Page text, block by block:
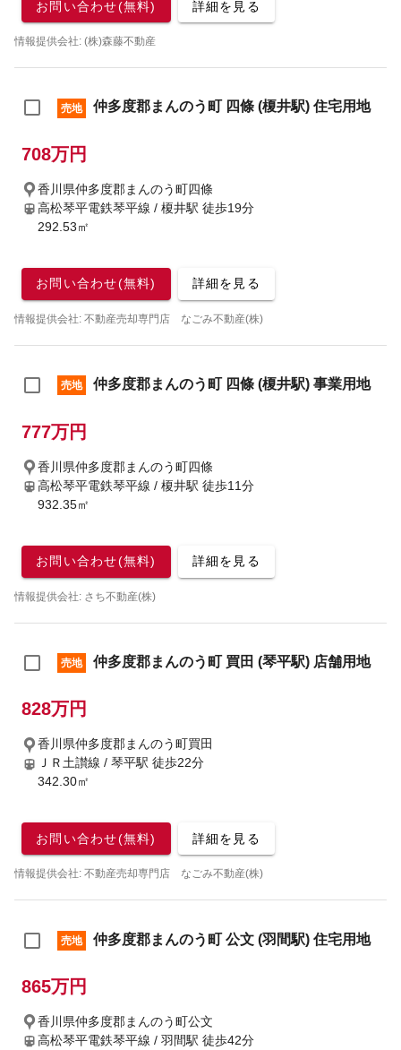
お問い合わせ(無料) 詳細を見る
情報提供会社: (株)森藤不動産
売地 仲多度郡まんのう町 四條 (榎井駅) 住宅用地
708万円
香川県仲多度郡まんのう町四條
高松琴平電鉄琴平線 / 榎井駅 徒歩19分
292.53㎡
お問い合わせ(無料) 詳細を見る
情報提供会社: 不動産売却専門店 なごみ不動産(株)
売地 仲多度郡まんのう町 四條 (榎井駅) 事業用地
777万円
香川県仲多度郡まんのう町四條
高松琴平電鉄琴平線 / 榎井駅 徒歩11分
932.35㎡
お問い合わせ(無料) 詳細を見る
情報提供会社: さち不動産(株)
売地 仲多度郡まんのう町 買田 (琴平駅) 店舗用地
828万円
香川県仲多度郡まんのう町買田
ＪＲ土讃線 / 琴平駅 徒歩22分
342.30㎡
お問い合わせ(無料) 詳細を見る
情報提供会社: 不動産売却専門店 なごみ不動産(株)
売地 仲多度郡まんのう町 公文 (羽間駅) 住宅用地
865万円
香川県仲多度郡まんのう町公文
高松琴平電鉄琴平線 / 羽間駅 徒歩42分